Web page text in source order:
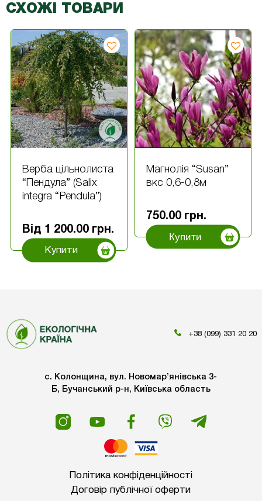
СХОЖІ ТОВАРИ
Верба цільнолиста
“Пендула” (Salix
integra “Pendula”)
Від 1 200.00 грн.
Купити
Магнолія “Susan”
вкс 0,6-0,8м
750.00 грн.
Купити
+38 (099) 331 20 20
с. Колонщина, вул. Новомар’янівська 3-
Б, Бучанський р-н, Київська область
Політика конфіденційності
Договір публічної оферти